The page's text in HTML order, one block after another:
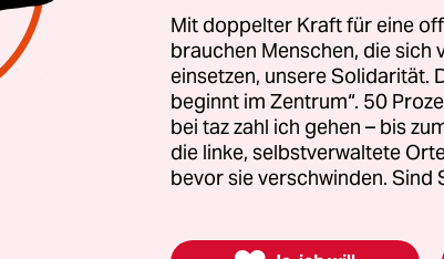
hat den letzten Schuss nicht
noch längst nicht gefallen ist. Dem
Wolodymyr Selenski, der nach seiner
belächelt wurde und derzeit über
kann man einiges vorwerfen – doch
Mit doppelter Kraft für eine
brauchen Menschen, die
einsetzen, unsere Solidarität.
beginnt im Zentrum“. 50
bei taz zahl ich gehen – bis
die linke, selbstverwaltete
bevor sie verschwinden. Sind